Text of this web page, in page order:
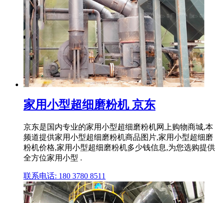
家用小型超细磨粉机 京东
京东是国内专业的家用小型超细磨粉机网上购物商城,本
频道提供家用小型超细磨粉机商品图片,家用小型超细磨
粉机价格,家用小型超细磨粉机多少钱信息,为您选购提供
全方位家用小型 .
联系电话: 180 3780 8511